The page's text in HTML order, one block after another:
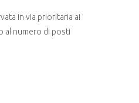
in via prioritaria ai
al numero di posti